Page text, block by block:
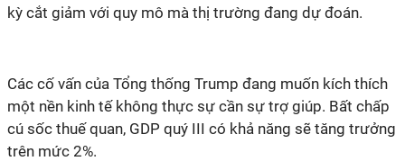
kỳ cắt giảm với quy mô mà thị trường đang dự đoán.
Các cố vấn của Tổng thống Trump đang muốn kích thích
một nền kinh tế không thực sự cần sự trợ giúp. Bất chấp
cú sốc thuế quan, GDP quý III có khả năng sẽ tăng trưởng
trên mức 2%.